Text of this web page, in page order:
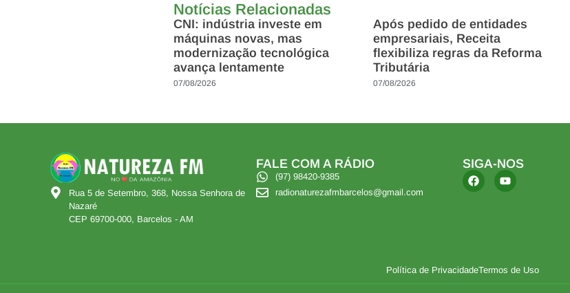
Notícias Relacionadas
CNI: indústria investe em
máquinas novas, mas
modernização tecnológica
avança lentamente
07/08/2026
Após pedido de entidades
empresariais, Receita
flexibiliza regras da Reforma
Tributária
07/08/2026
Rua 5 de Setembro, 368, Nossa Senhora de
Nazaré
CEP 69700-000, Barcelos - AM
FALE COM A RÁDIO
(97) 98420-9385
radionaturezafmbarcelos@gmail.com
SIGA-NOS
Política de PrivacidadeTermos de Uso